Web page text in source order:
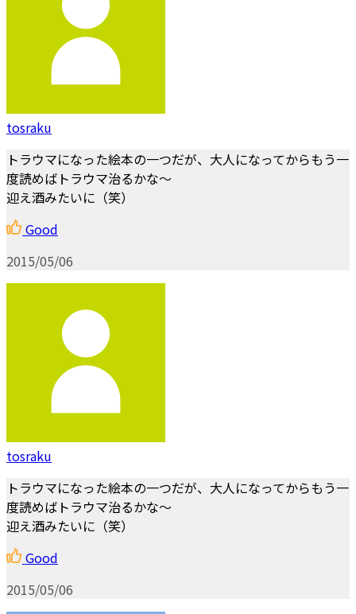
tosraku
トラウマになった絵本の一つだが、大人になってからもう一
度読めばトラウマ治るかな～
迎え酒みたいに（笑）
Good
2015/05/06
tosraku
トラウマになった絵本の一つだが、大人になってからもう一
度読めばトラウマ治るかな～
迎え酒みたいに（笑）
Good
2015/05/06